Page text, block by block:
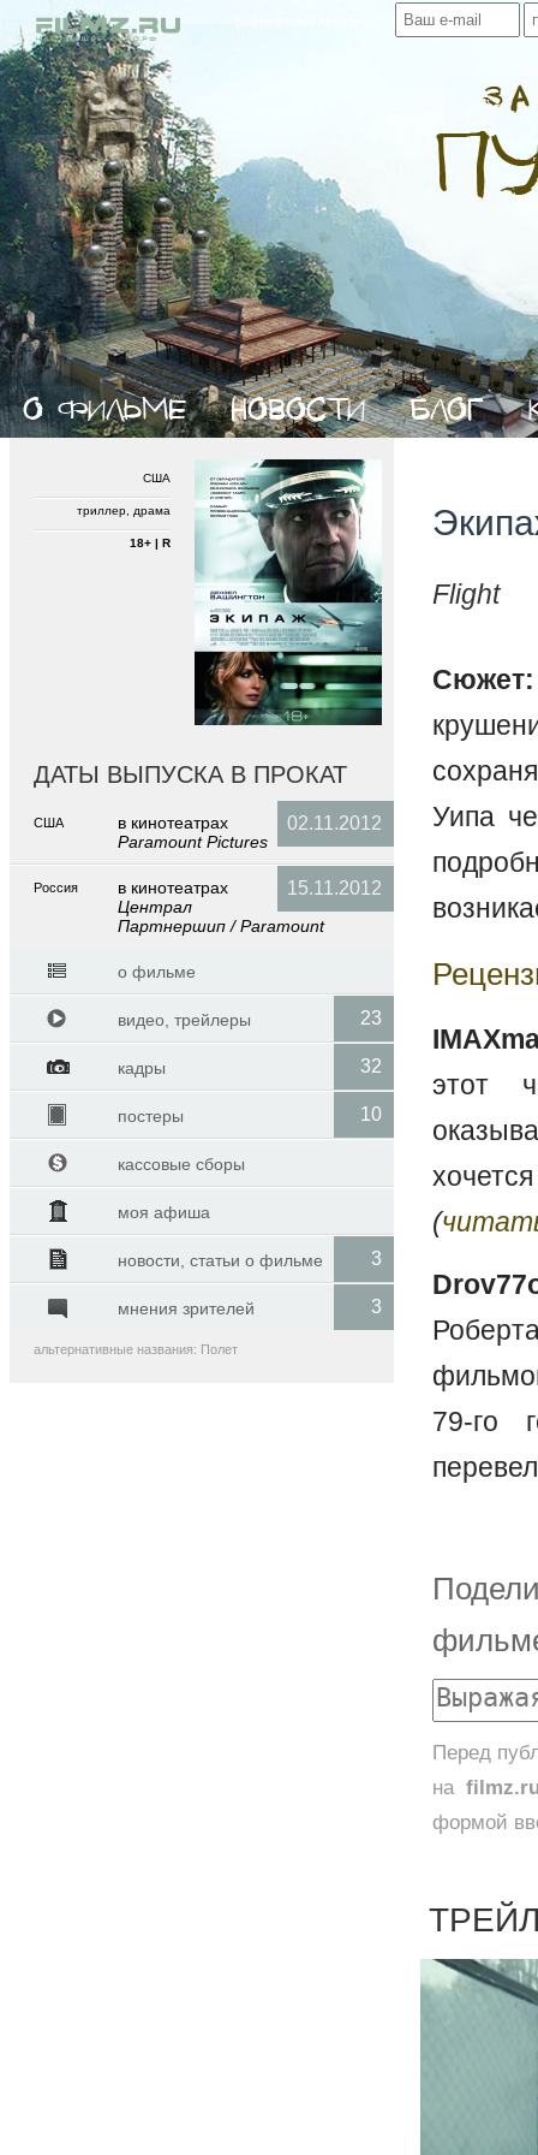
Flight
Сюжет:
Уипа
этот
(
79-го
Перед
на
формой
США
триллер, драма
18+ | R
ДАТЫ ВЫПУСКА В ПРОКАТ
США 02.11.2012
в кинотеатраx
Paramount Pictures
Россия 15.11.2012
в кинотеатраx
Централ
Партнершип / Paramount
о фильме
23
видео, трейлеры
32
кадры
10
постеры
кассовые сборы
моя афиша
3
новости, статьи о фильме
3
мнения зрителей
альтернативные названия: Полет